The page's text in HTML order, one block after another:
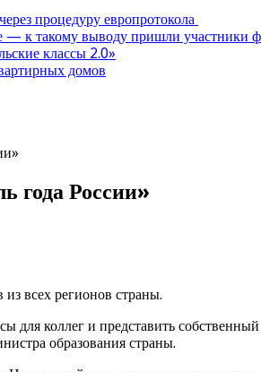
процедуру европротокола
— к такому выводу пришли участники
классы 2.0»
домов
года России»
из всех регионов страны.
для коллег и представить
образования страны.